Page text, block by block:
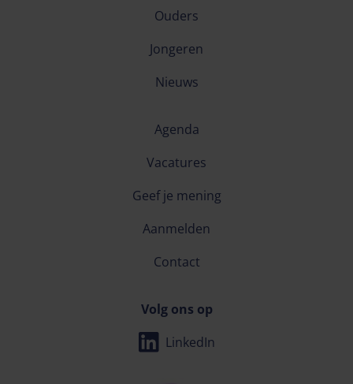
LinkedIn
Volg ons op
Agenda
Vacatures
Geef je mening
Aanmelden
Contact
Ouders
Jongeren
Nieuws